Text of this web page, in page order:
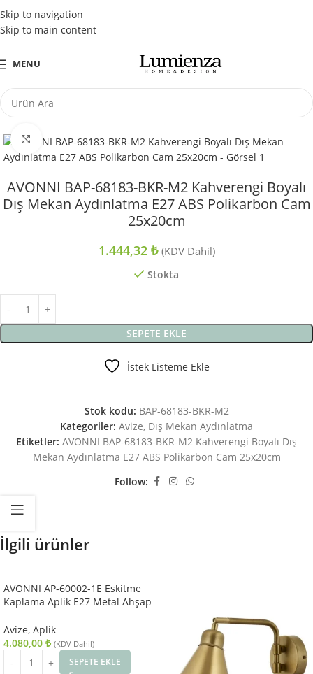
Skip to navigation
Skip to main content
Tüm Kredi Kartlarına Peşin Fiyatına 3 Taksit Fırsatı
MENU
Büyütmek için tıklayın
AVONNI BAP-68183-BKR-M2 Kahverengi Boyalı
Dış Mekan Aydınlatma E27 ABS Polikarbon Cam
25x20cm
1.444,32 ₺ (KDV Dahil)
Stokta
SEPETE EKLE
İstek Listeme Ekle
Stok kodu: BAP-68183-BKR-M2
Kategoriler: Avize, Dış Mekan Aydınlatma
Etiketler: AVONNI BAP-68183-BKR-M2 Kahverengi Boyalı Dış
Mekan Aydınlatma E27 ABS Polikarbon Cam 25x20cm
Follow:
İlgili ürünler
AVONNI AP-60002-1E Eskitme
Kaplama Aplik E27 Metal Ahşap
Avize, Aplik
4.080,00 ₺ (KDV Dahil)
SEPETE EKLE